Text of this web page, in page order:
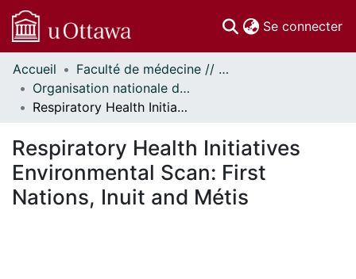
Se connecter
Communautés
et collections
Parcourir
À propos
Accueil
Faculté de médecine // Faculty of Medicine
Organisation nationale de la santé autochtone // National Aboriginal Health Organization
Respiratory Health Initiatives Environmental Scan: First Nations, Inuit and Métis
Respiratory Health Initiatives
Environmental Scan: First
Nations, Inuit and Métis